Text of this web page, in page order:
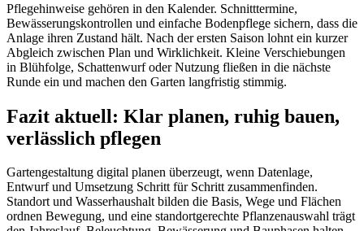
Pflegehinweise gehören in den Kalender. Schnitttermine,
Bewässerungskontrollen und einfache Bodenpflege sichern, dass die
Anlage ihren Zustand hält. Nach der ersten Saison lohnt ein kurzer
Abgleich zwischen Plan und Wirklichkeit. Kleine Verschiebungen
in Blühfolge, Schattenwurf oder Nutzung fließen in die nächste
Runde ein und machen den Garten langfristig stimmig.
Fazit aktuell: Klar planen, ruhig bauen,
verlässlich pflegen
Gartengestaltung digital planen überzeugt, wenn Datenlage,
Entwurf und Umsetzung Schritt für Schritt zusammenfinden.
Standort und Wasserhaushalt bilden die Basis, Wege und Flächen
ordnen Bewegung, und eine standortgerechte Pflanzenauswahl trägt